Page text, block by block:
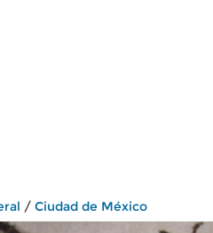
/ Ciudad de México